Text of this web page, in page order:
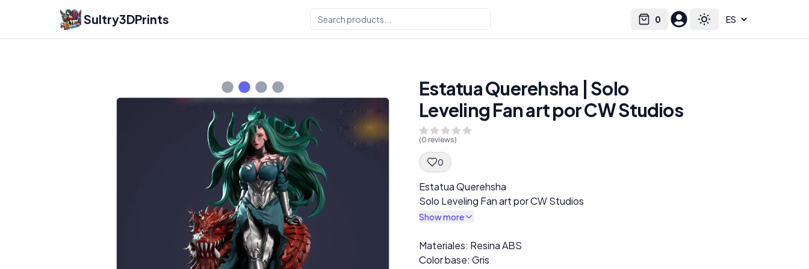
Sultry3DPrints 0
Cart Toggle theme
Select language
Estatua Querehsha | Solo
Leveling Fan art por CW Studios
(0 reviews)
0
Spec Description
Estatua Querehsha
Solo Leveling Fan art por CW Studios
Show more
Description
Materiales: Resina ABS
Color base: Gris